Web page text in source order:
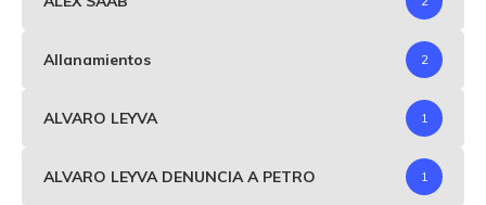
Allanamientos 2
ALVARO LEYVA 1
ALVARO LEYVA DENUNCIA A PETRO 1